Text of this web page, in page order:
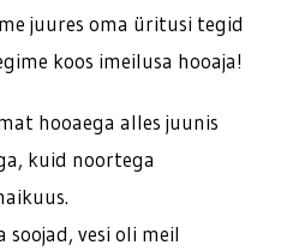
juures oma üritusi tegid
koos imeilusa hooaja!
hooaega alles juunis
kuid noortega
soojad, vesi oli meil